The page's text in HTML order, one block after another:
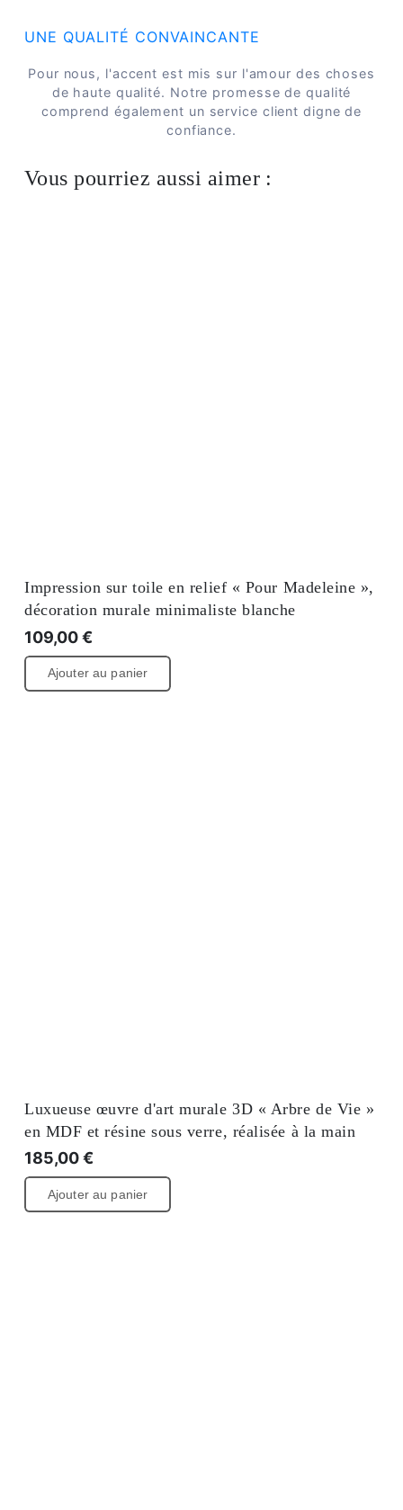
UNE QUALITÉ CONVAINCANTE
Pour nous, l'accent est mis sur l'amour des choses
de haute qualité. Notre promesse de qualité
comprend également un service client digne de
confiance.
Vous pourriez aussi aimer :
Impression sur toile en relief « Pour Madeleine »,
décoration murale minimaliste blanche
109,00€
Ajouter au panier
Luxueuse œuvre d'art murale 3D « Arbre de Vie »
en MDF et résine sous verre, réalisée à la main
185,00€
Ajouter au panier